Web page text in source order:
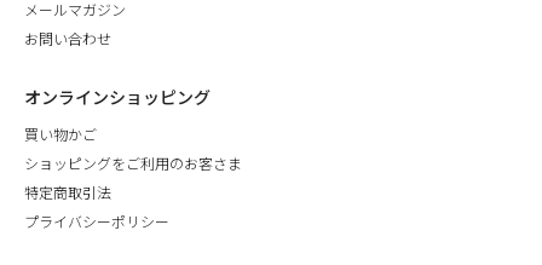
メールマガジン
お問い合わせ
オンラインショッピング
買い物かご
ショッピングをご利用のお客さま
特定商取引法
プライバシーポリシー